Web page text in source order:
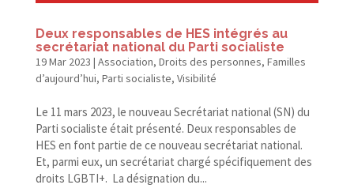
Deux responsables de HES intégrés au
secrétariat national du Parti socialiste
19 Mar 2023 | Association, Droits des personnes, Familles
d’aujourd’hui, Parti socialiste, Visibilité
Le 11 mars 2023, le nouveau Secrétariat national (SN) du
Parti socialiste était présenté. Deux responsables de
HES en font partie de ce nouveau secrétariat national.
Et, parmi eux, un secrétariat chargé spécifiquement des
droits LGBTI+. La désignation du...